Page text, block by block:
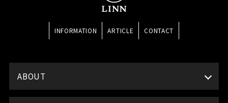
INFORMATION ARTICLE CONTACT
ABOUT